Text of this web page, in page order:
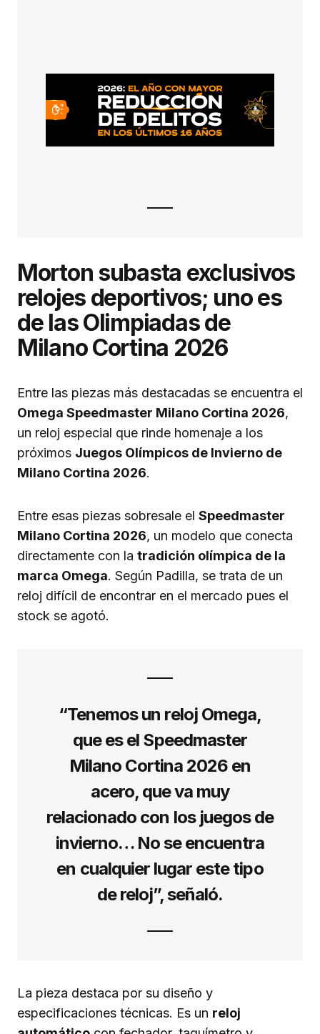
Morton subasta exclusivos
relojes deportivos; uno es
de las Olimpiadas de
Milano Cortina 2026
Entre las piezas más destacadas se encuentra el
Omega Speedmaster Milano Cortina 2026,
un reloj especial que rinde homenaje a los
próximos Juegos Olímpicos de Invierno de
Milano Cortina 2026.
Entre esas piezas sobresale el Speedmaster
Milano Cortina 2026, un modelo que conecta
directamente con la tradición olímpica de la
marca Omega. Según Padilla, se trata de un
reloj difícil de encontrar en el mercado pues el
stock se agotó.
“Tenemos un reloj Omega,
que es el Speedmaster
Milano Cortina 2026 en
acero, que va muy
relacionado con los juegos de
invierno… No se encuentra
en cualquier lugar este tipo
de reloj”, señaló.
La pieza destaca por su diseño y
especificaciones técnicas. Es un reloj